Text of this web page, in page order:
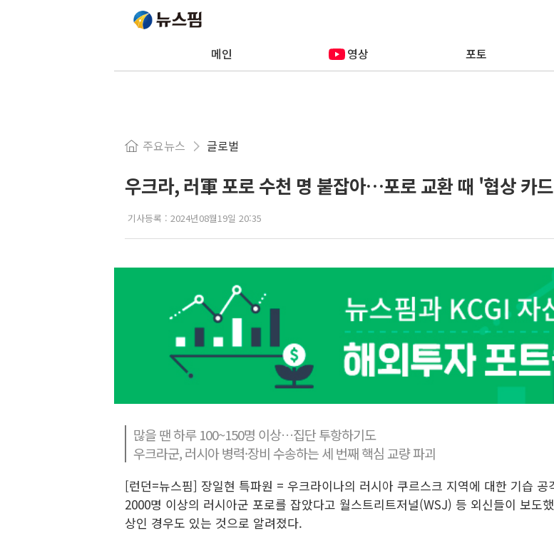
메인 영상 포토
주요뉴스 글로벌
우크라, 러軍 포로 수천 명 붙잡아…포로 교환 때 '협상 카
기사등록 : 2024년08월19일 20:35
많을 땐 하루 100~150명 이상…집단 투항하기도
우크라군, 러시아 병력·장비 수송하는 세 번째 핵심 교량 파괴
[런던=뉴스핌] 장일현 특파원 = 우크라이나의 러시아 쿠르스크 지역에 대한 기습
2000명 이상의 러시아군 포로를 잡았다고 월스트리트저널(WSJ) 등 외신들이 보도
상인 경우도 있는 것으로 알려졌다.